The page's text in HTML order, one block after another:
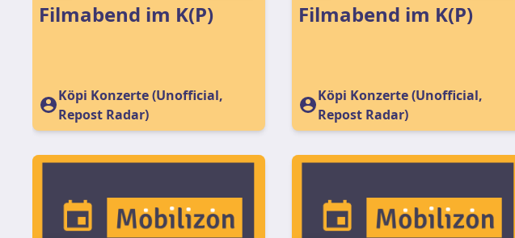
Filmabend im K(P)
Köpi Konzerte (Unofficial,
Repost Radar)
Filmabend im K(P)
Köpi Konzerte (Unofficial,
Repost Radar)